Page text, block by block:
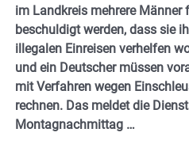
im Landkreis mehrere Männer
beschuldigt werden, dass sie
illegalen Einreisen verhelfen
und ein Deutscher müssen
mit Verfahren wegen
rechnen. Das meldet die
Montagnachmittag …